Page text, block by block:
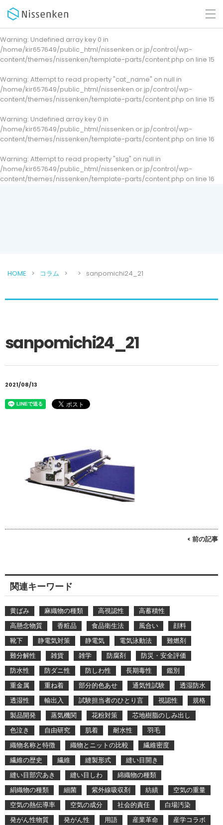
Warning: Undefined array key 0 in
/home/kir657649/public_html/nissenken.or.jp/control/wp-
content/themes/nissenken/template-parts/content.php on line 15
Warning: Attempt to read property "cat_name" on null in
/home/kir657649/public_html/nissenken.or.jp/control/wp-
content/themes/nissenken/template-parts/content.php on line 15
Warning: Undefined array key 0 in
/home/kir657649/public_html/nissenken.or.jp/control/wp-
content/themes/nissenken/template-parts/content.php on line 16
Warning: Attempt to read property "slug" on null in
/home/kir657649/public_html/nissenken.or.jp/control/wp-
content/themes/nissenken/template-parts/content.php on line 16
HOME コラム sanpomichi24_21
sanpomichi24_21
2021/08/13
< 前の記事
関連キーワード
黄ばみ 麻織物の種類 高視認性
高蓄積性
高懸念物質
香粧品 食品衛生法 風合い
顔料
靴下
静電気対策 静電気 電気泳動法
難燃剤
難分解性
雑貨 雑学 防腐剤
防災・安全評価
防水性
防ダニ性 防しわ性 長期毒性
鑑別
重金属
重ね着 部分的色あせ 通気性試験
透湿防水
透湿性
輸出入 試験担当者のひとり言 視認性
規格
製品開発
蒸気機関 花粉対策
芯地樹脂のしみ出し
色泣き
自由研究 肌着 耐水性
羽毛
織物名称と特徴
織物とニットの比較
繊維密度
繊維の歴史
繊維 縫製形式
縫い目開き
縫い目部穴あき
縫い目しわ
綿織物の種類
絹織物の種類
細菌 紫外線吸収剤 紡績
空気の重量
空気の熱伝導率
空気の成分 社会的責任
白場汚染
発がん性物質
発がん性 用語 産業革命
産学コラボ